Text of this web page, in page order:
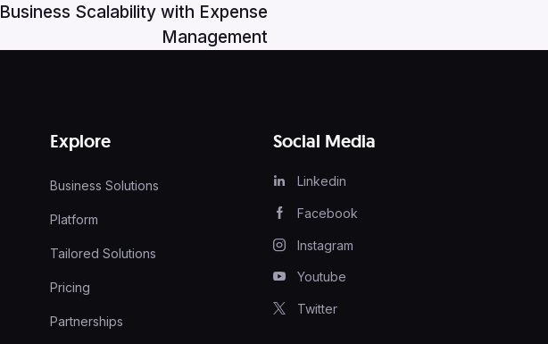
Business Scalability with Expense
Management
Explore
Business Solutions
Platform
Tailored Solutions
Pricing
Partnerships
Social Media
Linkedin
Facebook
Instagram
Youtube
Twitter